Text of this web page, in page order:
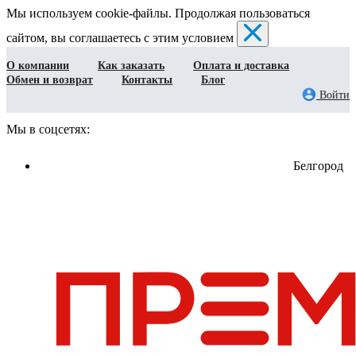
Мы используем cookie-файлы. Продолжая пользоваться
сайтом, вы соглашаетесь с этим условием
О компании Как заказать
Оплата и доставка
Обмен и возврат
Контакты
Блог
Войти
Мы в соцсетях:
Белгород